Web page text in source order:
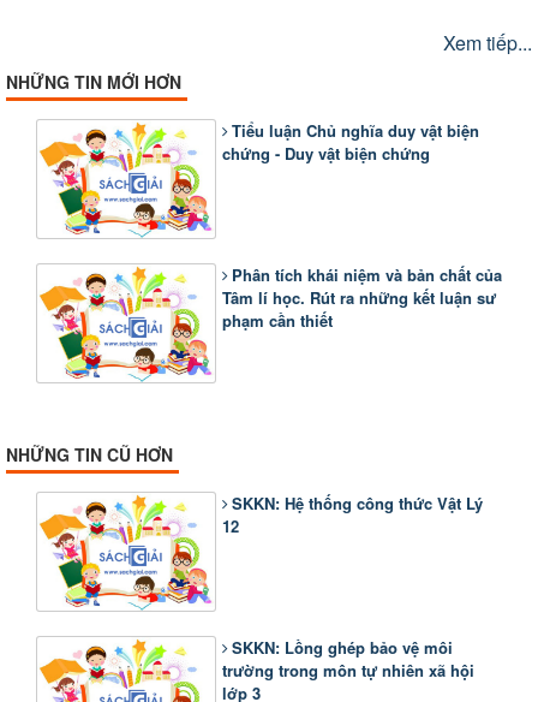
Xem tiếp...
NHỮNG TIN MỚI HƠN
Tiểu luận Chủ nghĩa duy vật biện
chứng - Duy vật biện chứng
Phân tích khái niệm và bản chất của
Tâm lí học. Rút ra những kết luận sư
phạm cần thiết
NHỮNG TIN CŨ HƠN
SKKN: Hệ thống công thức Vật Lý
12
SKKN: Lồng ghép bảo vệ môi
trường trong môn tự nhiên xã hội
lớp 3